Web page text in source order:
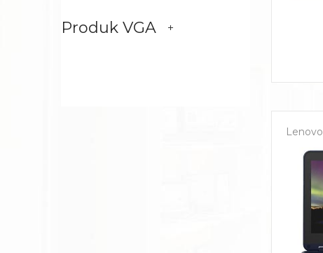
Produk VGA
Lenovo